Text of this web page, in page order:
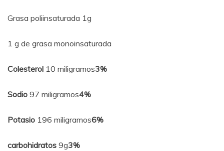
Grasa poliinsaturada 1g
1 g de grasa monoinsaturada
Colesterol 10 miligramos3%
Sodio 97 miligramos4%
Potasio 196 miligramos6%
carbohidratos 9g3%